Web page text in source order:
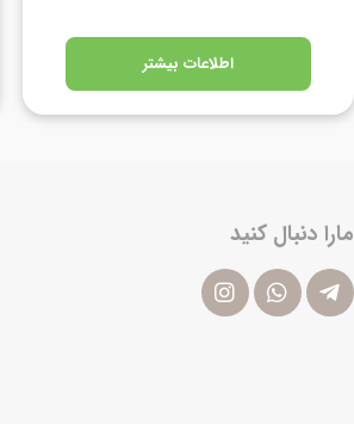
اطلاعات بیشتر
مارا دنبال کنید